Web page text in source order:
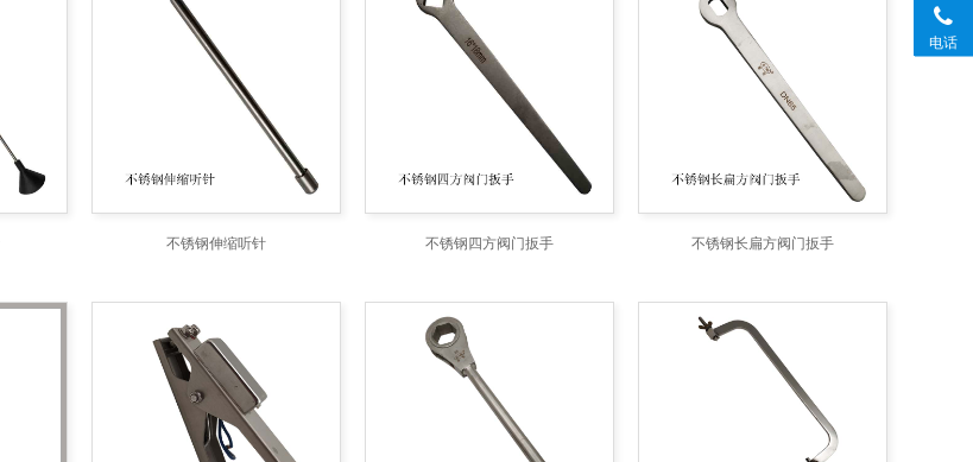
不锈钢伸缩听针 不锈钢四方阀门扳手 不锈钢长扁方阀门扳手
电话